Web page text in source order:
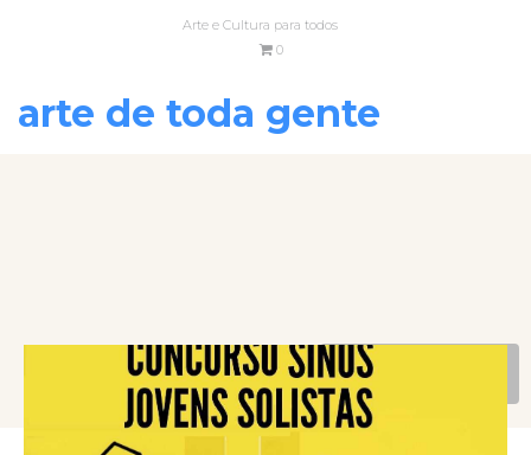
Arte e Cultura para todos
0
arte de toda gente